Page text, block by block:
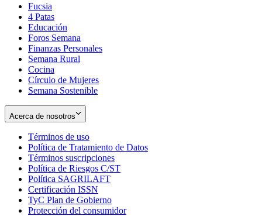
in
new
window
Fucsia
in
new
window
4 Patas
Educación
Foros Semana
Finanzas Personales
Semana Rural
Cocina
Círculo de Mujeres
Semana Sostenible
Acerca de nosotros
Términos de uso
in
new
window
Política de Tratamiento de Datos
Términos suscripciones
in
Política de Riesgos C/ST
Política SAGRILAFT
new
window
Certificación ISSN
in
new
TyC Plan de Gobierno
in
Protección del consumidorOpens